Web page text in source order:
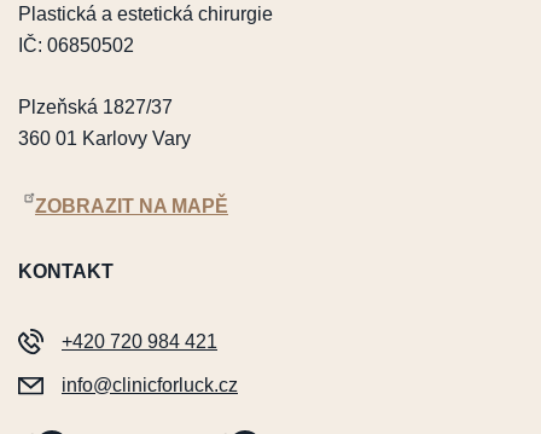
Plastická a estetická chirurgie
IČ: 06850502
Plzeňská 1827/37
360 01 Karlovy Vary
ZOBRAZIT NA MAPĚ
KONTAKT
+420 720 984 421
info@clinicforluck.cz